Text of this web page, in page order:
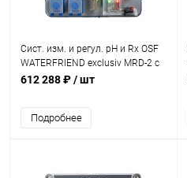
Сист. изм. и регул. pH и Rx OSF
WATERFRIEND exclusiv MRD-2 с
вых. LAN (310.000.0820)
612 288 ₽/ шт
Подробнее